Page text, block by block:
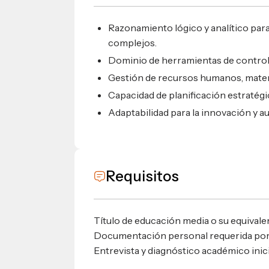
Razonamiento lógico y analítico
complejos.
Dominio de herramientas de
Gestión de recursos humanos,
Capacidad de planificación
Adaptabilidad para la innovación y
Requisitos
Título de educación media o su
Documentación personal requerida
Entrevista y diagnóstico académico